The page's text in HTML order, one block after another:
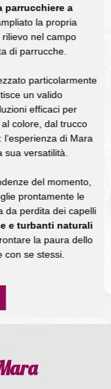
parrucchiere a
la propria
nel campo
di parrucche.
particolarmente
un valido
efficaci per
colore, dal trucco
di Mara
versatilità.
del momento,
prontamente le
da perdita dei capelli
e turbanti naturali
la paura dello
con se stessi.